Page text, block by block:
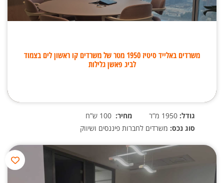
משרדים באלייד סיטיז 1950 מטר של משרדים קו ראשון לים בצמוד
לביג פאשן גלילות
גודל: מחיר:
סוג נכס: משרדים לחברות פיננסים ושיווק